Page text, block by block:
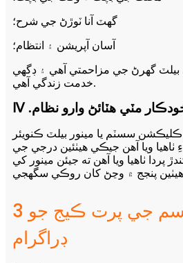
گھٽ آنا ٽوڙڻ جي شرح؛
آسان آپريشن ۽ انتظام؛
بيلٽ گھرڻ جي مزاحمتي آهي ۽ ڊگهي
خدمت زندگي آهي.
ڪليڪشن سسٽم يا مينور بيلٽ ڪنويئر
ٺاهيا ويا آهن جيڪي هيٺئين درجي جي
پردا ٺاهيا ويا آهن ته جيئن مينور کي
هڪ قسم جي پرت ڪيج جو 3D
ڊراگرام